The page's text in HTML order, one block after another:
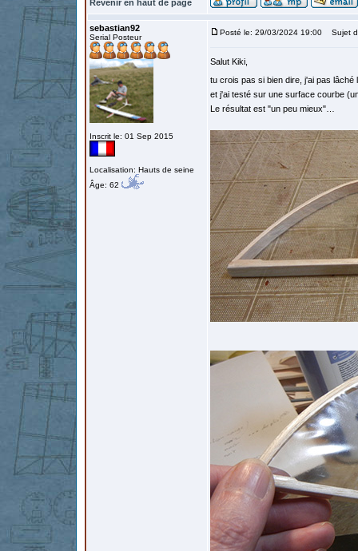
Revenir en haut de page
sebastian92
Serial Posteur
Inscrit le: 01 Sep 2015
Localisation: Hauts de seine
Âge: 62
Posté le: 29/03/2024 19:00 Sujet
Salut Kiki,
tu crois pas si bien dire, j'ai pas lâché
et j'ai testé sur une surface courbe
Le résultat est "un peu mieux"…